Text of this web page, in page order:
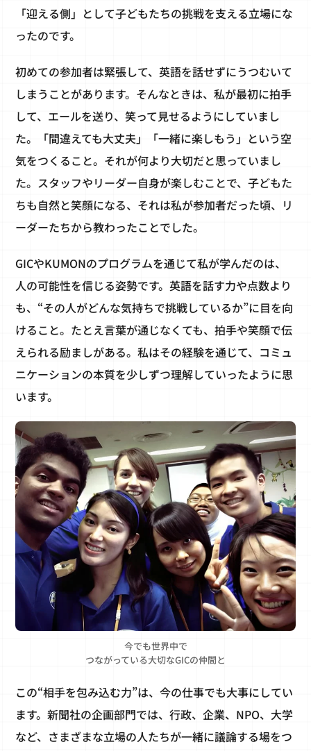
「迎える側」として子どもたちの挑戦を支える立場にな
ったのです。
初めての参加者は緊張して、英語を話せずにうつむいて
しまうことがあります。そんなときは、私が最初に拍手
して、エールを送り、笑って見せるようにしていまし
た。「間違えても大丈夫」「一緒に楽しもう」という空
気をつくること。それが何より大切だと思っていまし
た。スタッフやリーダー自身が楽しむことで、子どもた
ちも自然と笑顔になる、それは私が参加者だった頃、リ
ーダーたちから教わったことでした。
GICやKUMONのプログラムを通じて私が学んだのは、
人の可能性を信じる姿勢です。英語を話す力や点数より
も、“その人がどんな気持ちで挑戦しているか”に目を向
けること。たとえ言葉が通じなくても、拍手や笑顔で伝
えられる励ましがある。私はその経験を通じて、コミュ
ニケーションの本質を少しずつ理解していったように思
います。
今でも世界中で
つながっている大切なGICの仲間と
この“相手を包み込む力”は、今の仕事でも大事にしてい
ます。新聞社の企画部門では、行政、企業、NPO、大学
など、さまざまな立場の人たちが一緒に議論する場をつ